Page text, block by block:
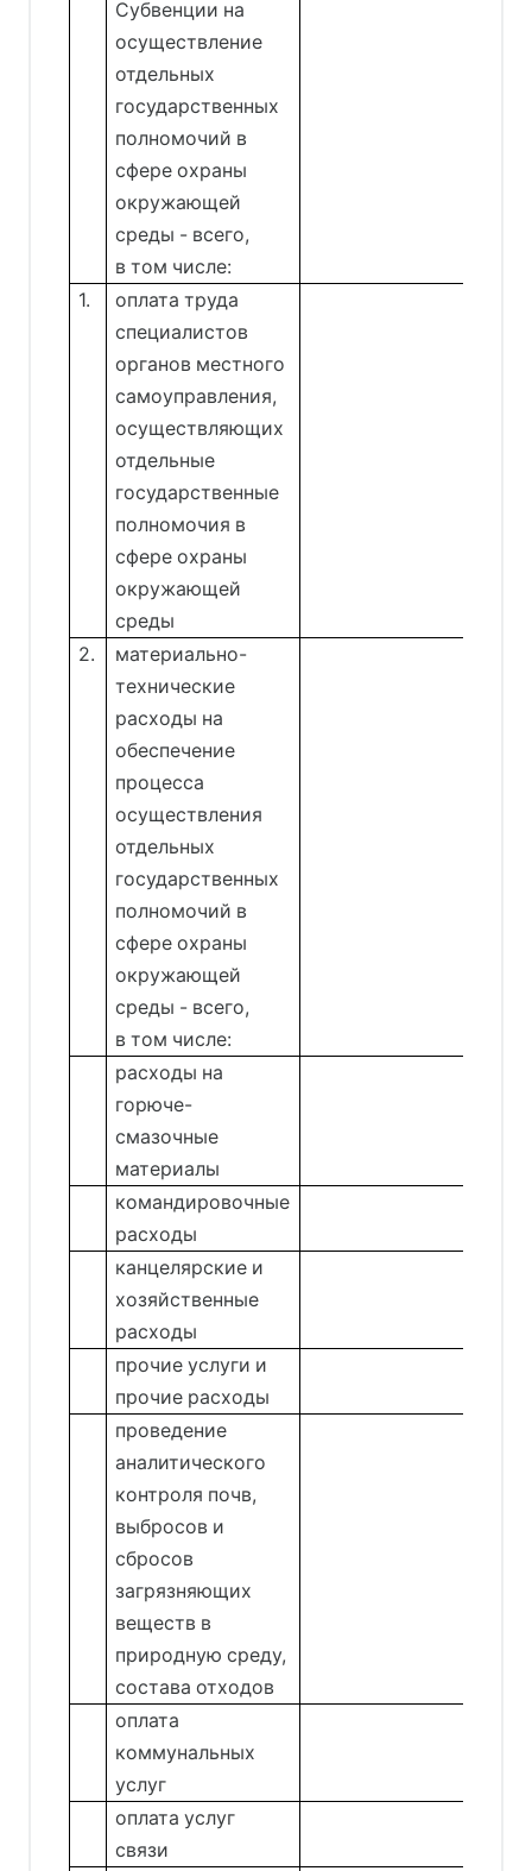
Субвенции на
осуществление
отдельных
государственных
полномочий в
сфере охраны
окружающей
среды - всего,
в том числе:
1.
оплата труда
специалистов
органов местного
самоуправления,
осуществляющих
отдельные
государственные
полномочия в
сфере охраны
окружающей
среды
2.
материально-
технические
расходы на
обеспечение
процесса
осуществления
отдельных
государственных
полномочий в
сфере охраны
окружающей
среды - всего,
в том числе:
расходы на
горюче-
смазочные
материалы
командировочные
расходы
канцелярские и
хозяйственные
расходы
прочие услуги и
прочие расходы
проведение
аналитического
контроля почв,
выбросов и
сбросов
загрязняющих
веществ в
природную среду,
состава отходов
оплата
коммунальных
услуг
оплата услуг
связи